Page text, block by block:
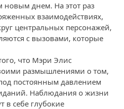
новым днем. На этот раз
взаимодействиях,
центральных персонажей,
с вызовами, которые
что Мэри Элис
размышлениями о том,
постоянным давлением
Наблюдания о жизни
в себе глубокие